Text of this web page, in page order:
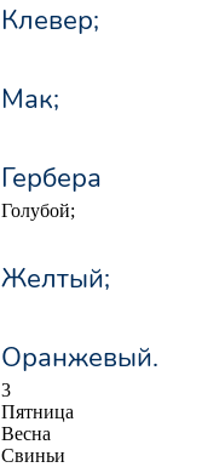
Клевер;
Мак;
Гербера
Голубой;
Желтый;
Оранжевый.
3
Пятница
Весна
Свиньи